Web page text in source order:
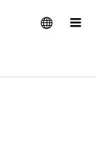
メニュー